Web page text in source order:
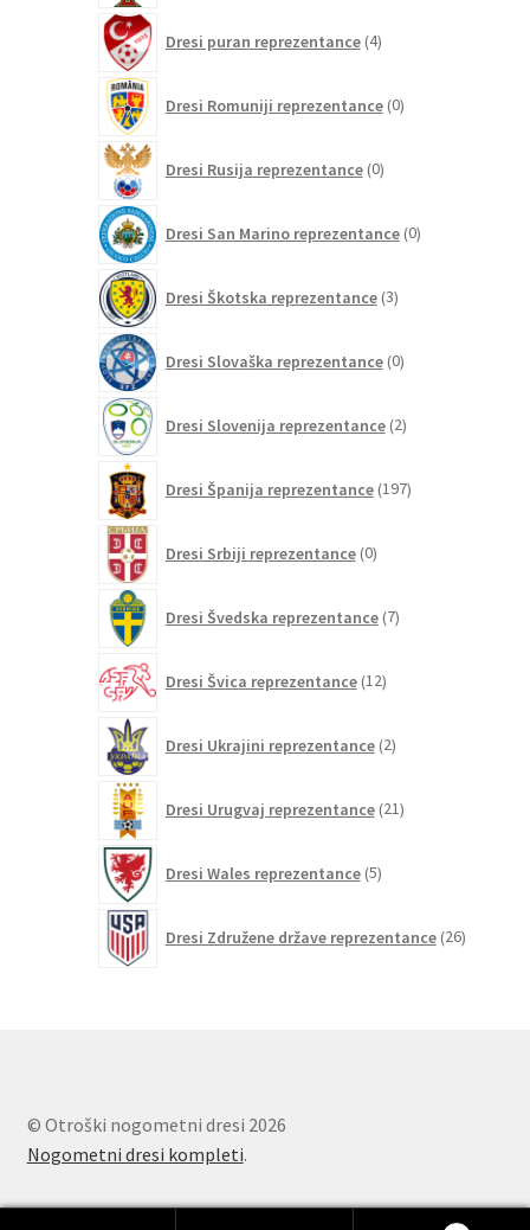
Dresi puran reprezentance 4izdelki
Dresi Romuniji reprezentance 0izdelkov
Dresi Rusija reprezentance 0izdelkov
Dresi San Marino reprezentance 0izdelkov
Dresi Škotska reprezentance 3izdelki
Dresi Slovaška reprezentance 0izdelkov
Dresi Slovenija reprezentance 2izdelka
Dresi Španija reprezentance 197izdelkov
Dresi Srbiji reprezentance 0izdelkov
Dresi Švedska reprezentance 7izdelkov
Dresi Švica reprezentance 12izdelkov
Dresi Ukrajini reprezentance 2izdelka
Dresi Urugvaj reprezentance 21izdelkov
Dresi Wales reprezentance 5izdelkov
Dresi Združene države reprezentance 26izdelkov
© Otroški nogometni dresi 2026
Nogometni dresi kompleti.